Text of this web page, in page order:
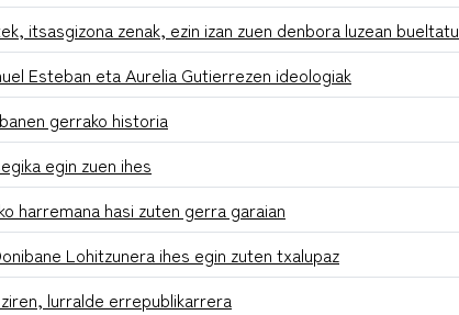
itsasgizona zenak, ezin izan zuen denbora luzean bueltatu
Esteban eta Aurelia Gutierrezen ideologiak
gerrako historia
egin zuen ihes
harremana hasi zuten gerra garaian
Lohitzunera ihes egin zuten txalupaz
lurralde errepublikarrera